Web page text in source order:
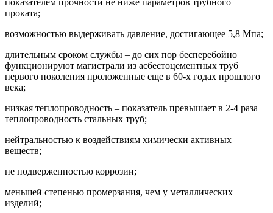
проката;
возможностью выдерживать давление, достигающее 5,8 Мпа;
длительным сроком службы – до сих пор бесперебойно
функционируют магистрали из асбестоцементных труб
первого поколения проложенные еще в 60-х годах прошлого
века;
низкая теплопроводность – показатель превышает в 2-4 раза
теплопроводность стальных труб;
нейтральностью к воздействиям химически активных
веществ;
не подверженностью коррозии;
меньшей степенью промерзания, чем у металлических
изделий;